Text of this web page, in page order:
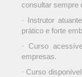
consultar sempre
· Instrutor
prático e forte
· Curso
empresas.
· Curso